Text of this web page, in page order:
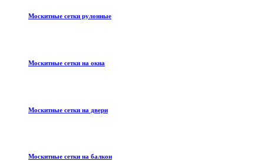
Москитные сетки рулонные
Москитные сетки на окна
Москитные сетки на двери
Москитные сетки на балкон